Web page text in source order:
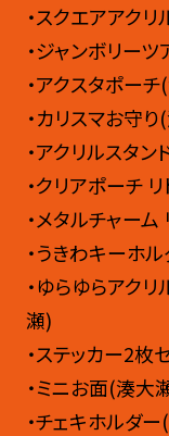
・スクエアアク
・ジャンボリー
・アクスタポー
・カリスマお守
・アクリルスタ
・クリアポーチ
・メタルチャー
・うきわキーホ
・ゆらゆらアク
瀬)
・ステッカー2枚
・ミニお面(湊大
・チェキホルダ